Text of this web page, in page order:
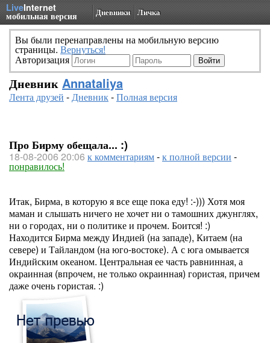
LiveInternet
мобильная версия Дневники Личка
Вы были перенаправлены на мобильную версию
страницы. Вернуться!
Авторизация
Дневник Annataliya
Лента друзей -Дневник-Полная версия
Про Бирму обещала... :)
18-08-2006 20:06 к комментариям-к полной версии -
понравилось!
Итак, Бирма, в которую я все еще пока еду! :-))) Хотя моя
маман и слышать ничего не хочет ни о тамошних джунглях,
ни о городах, ни о политике и прочем. Боится! :)
Находится Бирма между Индией (на западе), Китаем (на
севере) и Тайландом (на юго-востоке). А с юга омывается
Индийским океаном. Центральная ее часть равнинная, а
окраинная (впрочем, не только окраинная) гористая, причем
даже очень гористая. :)